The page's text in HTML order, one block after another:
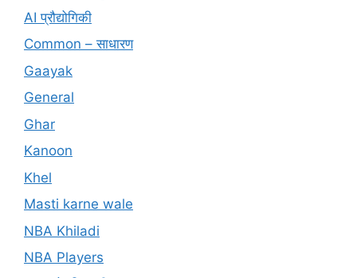
AI प्रौद्योगिकी
Common – साधारण
Gaayak
General
Ghar
Kanoon
Khel
Masti karne wale
NBA Khiladi
NBA Players